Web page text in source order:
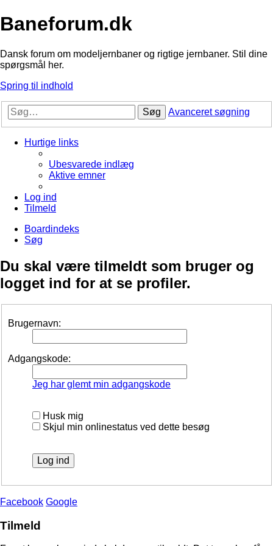
Baneforum.dk
Dansk forum om modeljernbaner og rigtige jernbaner. Stil dine
spørgsmål her.
Spring til indhold
Søg Avanceret søgning
Hurtige links
Ubesvarede indlæg
Aktive emner
Log ind
Tilmeld
Boardindeks
Søg
Du skal være tilmeldt som bruger og
logget ind for at se profiler.
Brugernavn:
Adgangskode:
Jeg har glemt min adgangskode
Husk mig
Skjul min onlinestatus ved dette besøg
Facebook Google
Tilmeld